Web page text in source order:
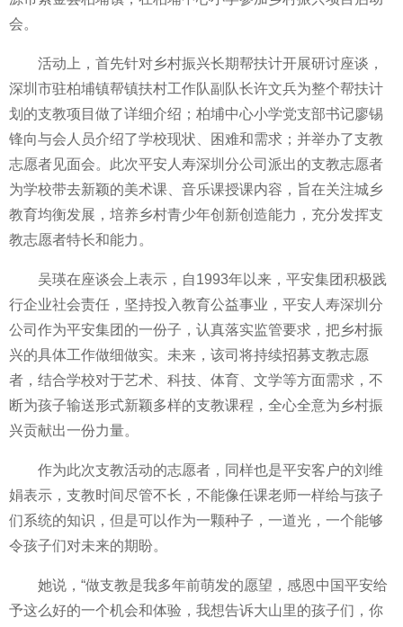
会。
活动上，首先针对乡村振兴长期帮扶计开展研讨座谈，
深圳市驻柏埔镇帮镇扶村工作队副队长许文兵为整个帮扶计
划的支教项目做了详细介绍；柏埔中心小学党支部书记廖锡
锋向与会人员介绍了学校现状、困难和需求；并举办了支教
志愿者见面会。此次平安人寿深圳分公司派出的支教志愿者
为学校带去新颖的美术课、音乐课授课内容，旨在关注城乡
教育均衡发展，培养乡村青少年创新创造能力，充分发挥支
教志愿者特长和能力。
吴瑛在座谈会上表示，自1993年以来，平安集团积极践
行企业社会责任，坚持投入教育公益事业，平安人寿深圳分
公司作为平安集团的一份子，认真落实监管要求，把乡村振
兴的具体工作做细做实。未来，该司将持续招募支教志愿
者，结合学校对于艺术、科技、体育、文学等方面需求，不
断为孩子输送形式新颖多样的支教课程，全心全意为乡村振
兴贡献出一份力量。
作为此次支教活动的志愿者，同样也是平安客户的刘维
娟表示，支教时间尽管不长，不能像任课老师一样给与孩子
们系统的知识，但是可以作为一颗种子，一道光，一个能够
令孩子们对未来的期盼。
她说，“做支教是我多年前萌发的愿望，感恩中国平安给
予这么好的一个机会和体验，我想告诉大山里的孩子们，你